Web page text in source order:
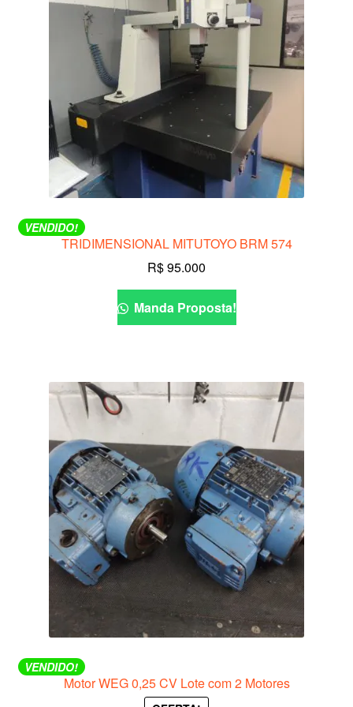
VENDIDO!
TRIDIMENSIONAL MITUTOYO BRM 574
R$95.000
Manda Proposta!
VENDIDO!
Motor WEG 0,25 CV Lote com 2 Motores